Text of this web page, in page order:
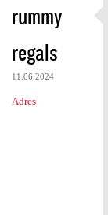
rummy
regals
11.06.2024
Adres